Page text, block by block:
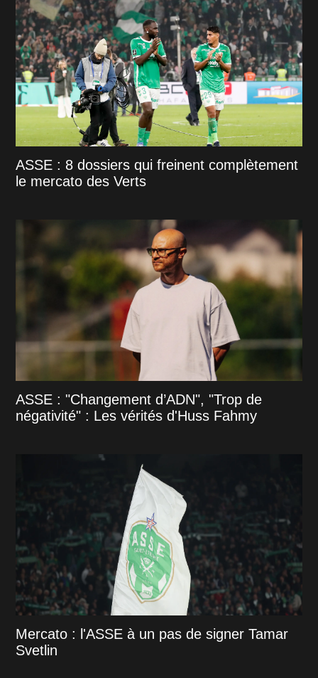
ASSE : 8 dossiers qui freinent complètement
le mercato des Verts
ASSE : "Changement d’ADN", "Trop de
négativité" : Les vérités d'Huss Fahmy
Mercato : l'ASSE à un pas de signer Tamar
Svetlin